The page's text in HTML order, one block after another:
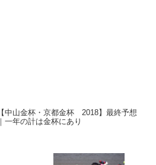
【中山金杯・京都金杯 2018】最終予想
｜一年の計は金杯にあり